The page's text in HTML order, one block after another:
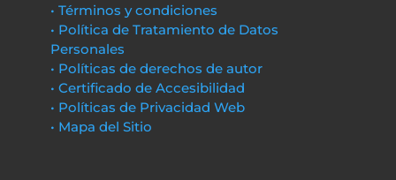
• Términos y condiciones
• Política de Tratamiento de Datos
Personales
• Políticas de derechos de autor
• Certificado de Accesibilidad
• Políticas de Privacidad Web
• Mapa del Sitio